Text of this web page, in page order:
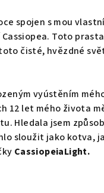
spojen s mou
Toto
čisté, hvězdné
vyústěním
12 let mého života
Hledala jsem
sloužit jako kotva,
CassiopeiaLight.